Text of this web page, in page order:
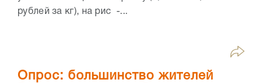
рублей за кг), на рис -...
Опрос: большинство жителей